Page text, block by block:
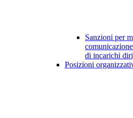
Sanzioni per
di incarichi
Posizioni